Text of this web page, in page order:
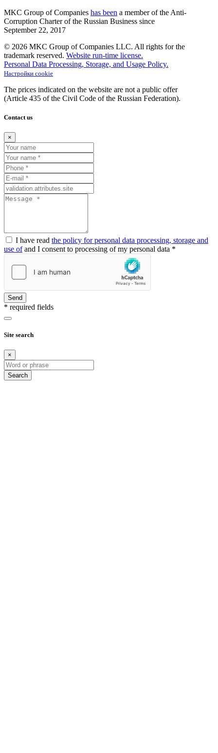
MKC Group of Companies has been a member of the Anti-
Corruption Charter of the Russian Business since
September 22, 2017
© 2026 MKC Group of Companies LLC. All rights for the
trademark reserved. Website run-time license.
Personal Data Processing, Storage, and Usage Policy.
Настройки cookie
The prices indicated on the website are not a public offer
(Article 435 of the Civil Code of the Russian Federation).
Contact us
×
I have read the policy for personal data processing, storage and
use ofand I consent to processing of my personal data *
Send
* required fields
Site search
×
Search